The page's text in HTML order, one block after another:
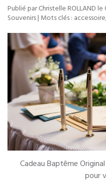
Publié par Christelle ROLLAND le
Souvenirs| Mots clés : accessoire
Cadeau Baptême
pour